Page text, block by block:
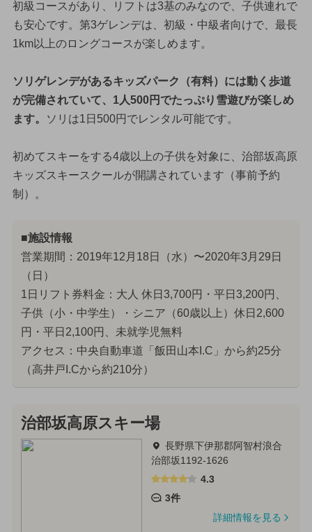
初級コースがあり、リフトは3基のみなので、子供連れで
も安心です。第3ゲレンデは、初級・中級者向けで、最長
1km以上のロングコースが楽しめます。
ソリゲレンデがあるキッズパーク（有料）には動く歩道
が完備されていて、1人500円でたっぷり雪遊びが楽しめ
ます。
ソリは1日500円でレンタル可能です。
初めてスキーをする4歳以上の子供を対象に、治部坂高原
キッズスキースクールが開講されています（事前予約
制）。
■施設情報
営業期間：2019年12月18日（水）〜2020年3月29日
（日）
1日リフト券料金：大人 休日3,700円・平日3,200円、
子供（小・中学生）・シニア（60歳以上）休日2,600
円・平日2,100円、未就学児無料
アクセス：中央自動車道「飯田山本I.C」から約25分
（高井戸I.Cから約210分）
治部坂高原スキー場
長野県下伊那郡阿智村浪合
治部坂1192-1626
4.3
3件
詳細情報を見る